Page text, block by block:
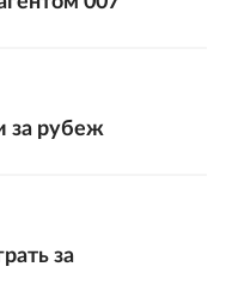
за рубеж
за